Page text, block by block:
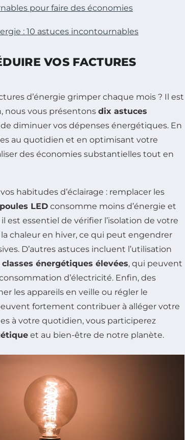
pour faire des économies
: 10 astuces incontournables
VOS FACTURES
d’énergie grimper chaque mois ? Il est
nous vous présentons dix astuces
diminuer vos dépenses énergétiques. En
au quotidien et en optimisant votre
des économies substantielles tout en
habitudes d’éclairage : remplacer les
LED consomme moins d’énergie et
est essentiel de vérifier l’isolation de votre
chaleur en hiver, ce qui peut engendrer
D’autres astuces incluent l’utilisation
classes énergétiques élevées, qui peuvent
d’électricité. Enfin, des
les appareils en veille ou régler le
fortement contribuer à alléger votre
à votre quotidien, vous participerez
et au bien-être de notre planète.